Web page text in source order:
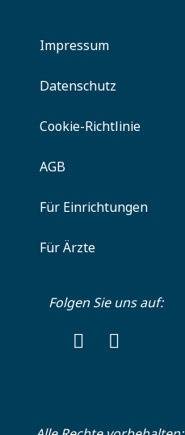
Impressum
Datenschutz
Cookie-Richtlinie
AGB
Für Einrichtungen
Für Ärzte
Folgen Sie uns auf: